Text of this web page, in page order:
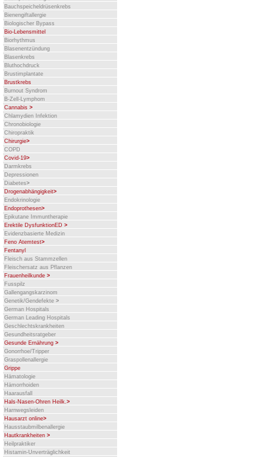
Bauchspeicheldrüsenkrebs
Bienengiftallergie
Biologischer Bypass
Bio-Lebensmittel
Biorhythmus
Blasenentzündung
Blasenkrebs
Bluthochdruck
Brustimplantate
Brustkrebs
Burnout Syndrom
B-Zell-Lymphom
Cannabis >
Chlamydien Infektion
Chronobiologie
Chiropraktik
Chirurgie>
COPD
Covid-19>
Darmkrebs
Depressionen
Diabetes>
Drogenabhängigkeit>
Endokrinologie
Endoprothesen>
Epikutane Immuntherapie
Erektile DysfunktionED >
Evidenzbasierte Medizin
Feno Atemtest>
Fentanyl
Fleisch aus Stammzellen
Fleischersatz aus Pflanzen
Frauenheilkunde >
Fusspilz
Gallengangskarzinom
Genetik/Gendefekte >
German Hospitals
German Leading Hospitals
Geschlechtskrankheiten
Gesundheitsratgeber
Gesunde Ernährung >
Gonorrhoe/Tripper
Graspollenallergie
Grippe
Hämatologie
Hämorrhoiden
Haarausfall
Hals-Nasen-Ohren Heilk.>
Harnwegsleiden
Hausarzt online>
Hausstaubmilbenallergie
Hautkrankheiten >
Heilpraktiker
Histamin-Unverträglichkeit